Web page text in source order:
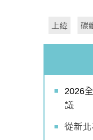
上緯 碳
2026
議
從新